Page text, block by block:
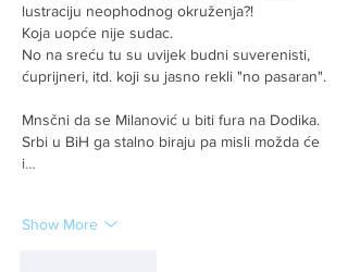
lustraciju neophodnog okruženja?!
Koja uopće nije sudac.
No na sreću tu su uvijek budni suverenisti,
ćuprijneri, itd. koji su jasno rekli "no pasaran".
Mnsčni da se Milanović u biti fura na Dodika.
Srbi u BiH ga stalno biraju pa misli možda će
i…
Show More